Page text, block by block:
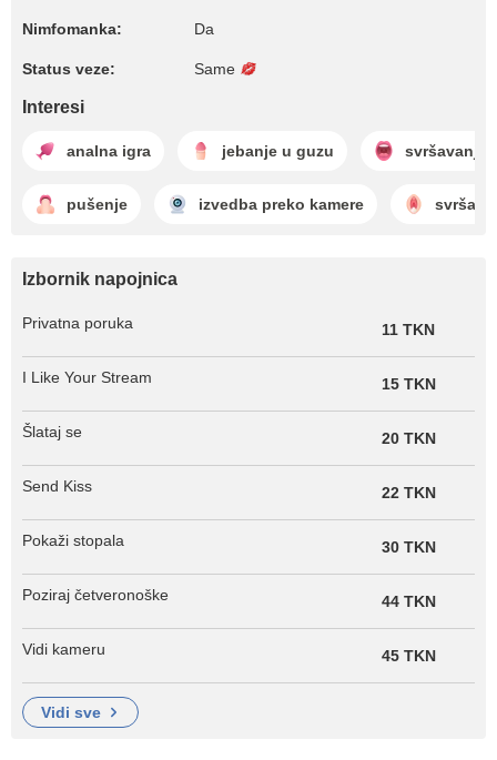
Nimfomanka: Da
Status veze: Same
Interesi
analna igra jebanje u guzu svršavanje
pušenje izvedba preko kamere
Izbornik napojnica
Privatna poruka 11 TKN
I Like Your Stream 15 TKN
Šlataj se 20 TKN
Send Kiss 22 TKN
Pokaži stopala 30 TKN
Poziraj četveronoške 44 TKN
Vidi kameru 45 TKN
vidi sve